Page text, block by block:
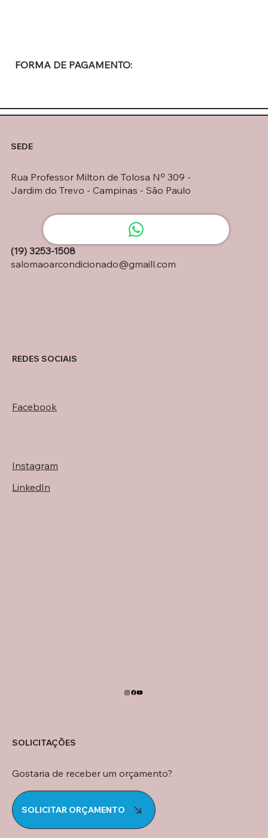
FORMA DE PAGAMENTO:
SEDE
Rua Professor Milton de Tolosa Nº 309 -
Jardim do Trevo - Campinas - São Paulo
(19) 3253-1508
salomaoarcondicionado@gmaill.com
REDES SOCIAIS
Facebook
Instagram
LinkedIn
SOLICITAÇÕES
Gostaria de receber um orçamento?
SOLICITAR ORÇAMENTO